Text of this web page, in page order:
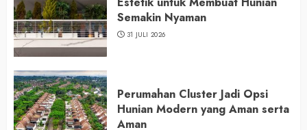
Semakin Nyaman
31 JULI 2026
Perumahan Cluster Jadi Opsi
Hunian Modern yang Aman serta
Aman